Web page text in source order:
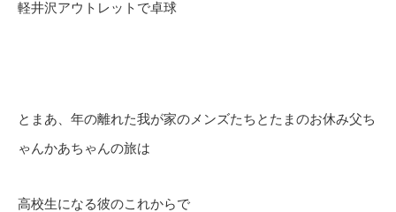
軽井沢アウトレットで卓球
とまあ、年の離れた我が家のメンズたちとたまのお休み父ち
ゃんかあちゃんの旅は
高校生になる彼のこれからで